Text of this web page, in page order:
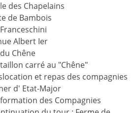
des Chapelains
de Bambois
Albert Ier
Chêne
carré au "Chêne"
et repas des compagnies
d' Etat-Major
des Compagnies